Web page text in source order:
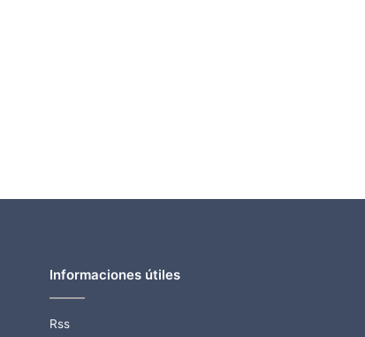
Informaciones útiles
Rss